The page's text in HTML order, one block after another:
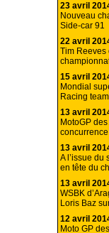
23 avril
Nouveau
Side-car 91
22 avril
Tim Reeves
15 avril
Mondial
Racing
13 avril
MotoGP
concurrence
13 avril
A l’issue du
en tête du
13 avril
WSBK
Loris Baz
12 avril
Moto GP